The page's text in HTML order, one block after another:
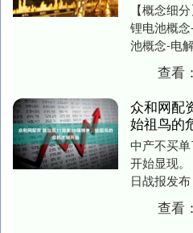
【概念细
锂电池概
池概念-电
电池电解
（通....查看
众和网配
始祖鸟的
中产不买
开始显现
日战报发
今年彻底
查看：